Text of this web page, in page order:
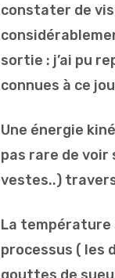
constater de
sortie : j’ai pu
connues à ce
Une énergie
pas rare de
vestes..)
La température
processus ( les